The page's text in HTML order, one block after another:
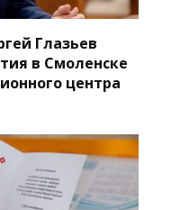
Глазьев
в Смоленске
центра